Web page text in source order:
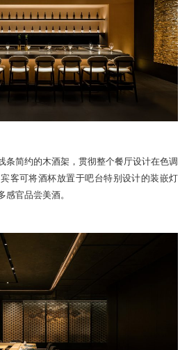
条简约的木酒架，贯彻整个餐厅设计在色调
客可将酒杯放置于吧台特别设计的装嵌灯
官品尝美酒。